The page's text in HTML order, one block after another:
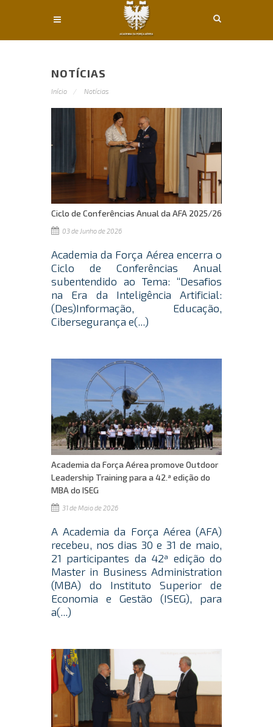
NOTÍCIAS
Início Notícias
Ciclo de Conferências Anual da AFA 2025/26
03 de Junho de 2026
Academia da Força Aérea encerra o
Ciclo de Conferências Anual
subentendido ao Tema: “Desafios
na Era da Inteligência Artificial:
(Des)Informação, Educação,
Cibersegurança e(...)
Academia da Força Aérea promove Outdoor
Leadership Training para a 42.ª edição do
MBA do ISEG
31 de Maio de 2026
A Academia da Força Aérea (AFA)
recebeu, nos dias 30 e 31 de maio,
21 participantes da 42ª edição do
Master in Business Administration
(MBA) do Instituto Superior de
Economia e Gestão (ISEG), para
a(...)